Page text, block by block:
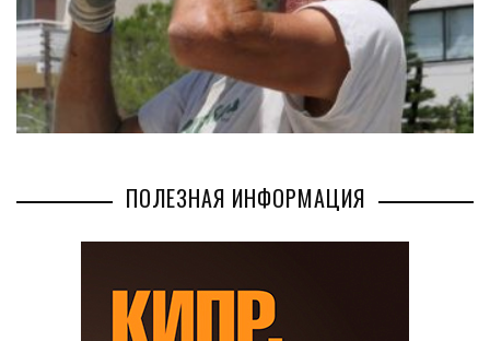
ПОЛЕЗНАЯ ИНФОРМАЦИЯ